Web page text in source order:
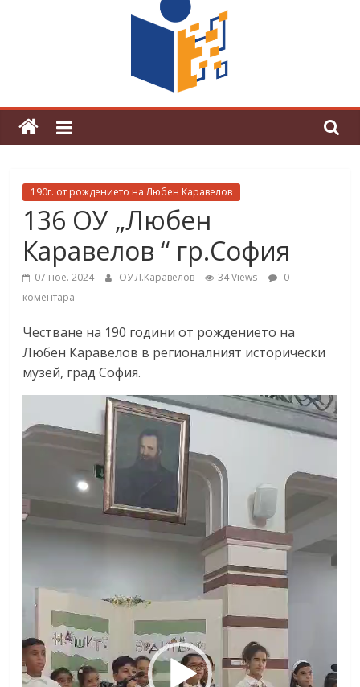
граници“
Магията на Андерсен оживя в ОУ
„Любен Каравелов“
190г. от рождението на Любен Каравелов
136 ОУ „Любен
Каравелов “ гр.София
07 ное. 2024 ОУ Л.Каравелов 34 Views
0
коментара
Честване на 190 години от рождението на
Любен Каравелов в регионалният исторически
музей, град София.